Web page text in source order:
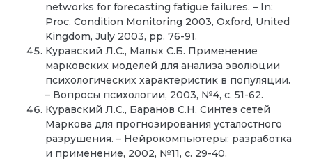
networks for forecasting fatigue failures. – In:
Proc. Condition Monitoring 2003, Oxford, United
Kingdom, July 2003, pp. 76-91.
Куравский Л.С., Малых С.Б. Применение
марковских моделей для анализа эволюции
психологических характеристик в популяции.
– Вопросы психологии, 2003, №4, с. 51-62.
Куравский Л.С., Баранов С.Н. Синтез сетей
Маркова для прогнозирования усталостного
разрушения. – Нейрокомпьютеры: разработка
и применение, 2002, №11, с. 29-40.